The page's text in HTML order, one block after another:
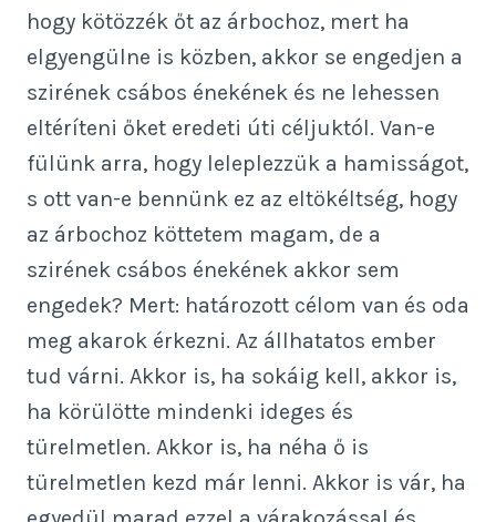
hogy kötözzék őt az árbochoz, mert ha
elgyengülne is közben, akkor se engedjen a
szirének csábos énekének és ne lehessen
eltéríteni őket eredeti úti céljuktól. Van-e
fülünk arra, hogy leleplezzük a hamisságot,
s ott van-e bennünk ez az eltökéltség, hogy
az árbochoz köttetem magam, de a
szirének csábos énekének akkor sem
engedek? Mert: határozott célom van és oda
meg akarok érkezni. Az állhatatos ember
tud várni. Akkor is, ha sokáig kell, akkor is,
ha körülötte mindenki ideges és
türelmetlen. Akkor is, ha néha ő is
türelmetlen kezd már lenni. Akkor is vár, ha